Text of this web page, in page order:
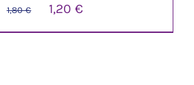
1,80€
Ursprünglicher
Preis
1,20€
Preis